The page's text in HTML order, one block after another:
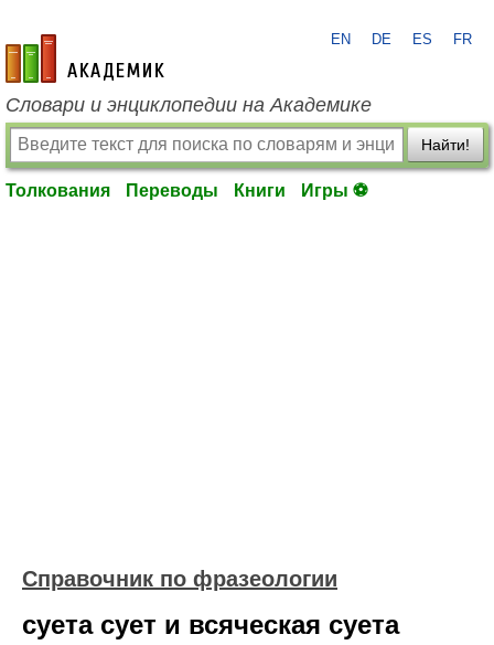
academic.ru
EN DE ES FR
Словари и энциклопедии на Академике
Найти!
Толкования Переводы Книги Игры ⚽
Справочник по фразеологии
суета сует и всяческая суета